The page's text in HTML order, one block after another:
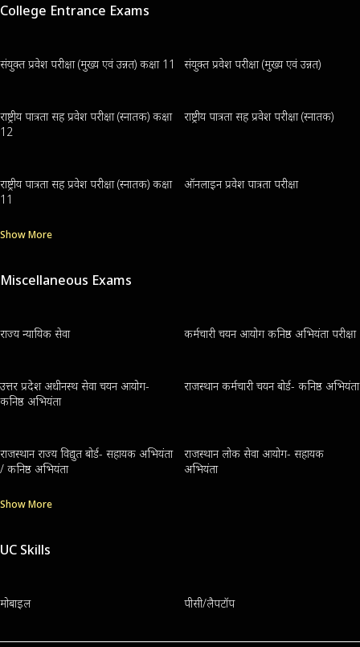
College Entrance Exams
संयुक्त प्रवेश परीक्षा (मुख्य एवं उन्नत) कक्षा 11 संयुक्त प्रवेश परीक्षा (मुख्य एवं उन्नत)
राष्ट्रीय पात्रता सह प्रवेश परीक्षा (स्नातक) कक्षा
12
राष्ट्रीय पात्रता सह प्रवेश परीक्षा (स्नातक)
राष्ट्रीय पात्रता सह प्रवेश परीक्षा (स्नातक) कक्षा
11
ऑनलाइन प्रवेश पात्रता परीक्षा
Show More
Miscellaneous Exams
राज्य न्यायिक सेवा कर्मचारी चयन आयोग कनिष्ठ अभियंता परीक्षा
उत्तर प्रदेश अधीनस्थ सेवा चयन आयोग-
कनिष्ठ अभियंता
राजस्थान कर्मचारी चयन बोर्ड- कनिष्ठ अभियंता
राजस्थान राज्य विद्युत बोर्ड- सहायक अभियंता
/ कनिष्ठ अभियंता
राजस्थान लोक सेवा आयोग- सहायक
अभियंता
Show More
UC Skills
मोबाइल पीसी/लैपटॉप